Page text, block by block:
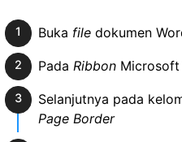
Buka filedokumen
Pada RibbonMicrosoft
Selanjutnya pada
Page Border